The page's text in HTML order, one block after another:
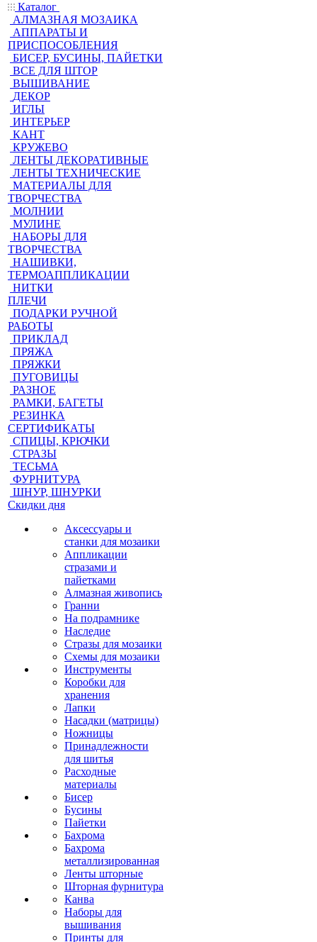
Каталог
АЛМАЗНАЯ МОЗАИКА
АППАРАТЫ И
ПРИСПОСОБЛЕНИЯ
БИСЕР, БУСИНЫ, ПАЙЕТКИ
ВСЕ ДЛЯ ШТОР
ВЫШИВАНИЕ
ДЕКОР
ИГЛЫ
ИНТЕРЬЕР
КАНТ
КРУЖЕВО
ЛЕНТЫ ДЕКОРАТИВНЫЕ
ЛЕНТЫ ТЕХНИЧЕСКИЕ
МАТЕРИАЛЫ ДЛЯ
ТВОРЧЕСТВА
МОЛНИИ
МУЛИНЕ
НАБОРЫ ДЛЯ
ТВОРЧЕСТВА
НАШИВКИ,
ТЕРМОАППЛИКАЦИИ
НИТКИ
ПЛЕЧИ
ПОДАРКИ РУЧНОЙ
РАБОТЫ
ПРИКЛАД
ПРЯЖА
ПРЯЖКИ
ПУГОВИЦЫ
РАЗНОЕ
РАМКИ, БАГЕТЫ
РЕЗИНКА
СЕРТИФИКАТЫ
СПИЦЫ, КРЮЧКИ
СТРАЗЫ
ТЕСЬМА
ФУРНИТУРА
ШНУР, ШНУРКИ
Скидки дня
Аксессуары и
станки для мозаики
Аппликации
стразами и
пайетками
Алмазная живопись
Гранни
На подрамнике
Наследие
Стразы для мозаики
Схемы для мозаики
Инструменты
Коробки для
хранения
Лапки
Насадки (матрицы)
Ножницы
Принадлежности
для шитья
Расходные
материалы
Бисер
Бусины
Пайетки
Бахрома
Бахрома
металлизированная
Ленты шторные
Шторная фурнитура
Канва
Наборы для
вышивания
Принты для